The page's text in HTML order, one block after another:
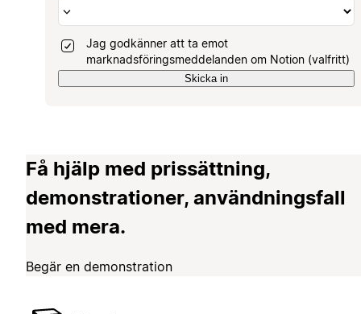
Jag godkänner att ta emot
marknadsföringsmeddelanden om Notion (valfritt)
Skicka in
Få hjälp med prissättning,
demonstrationer, användningsfall
med mera.
Begär en demonstration